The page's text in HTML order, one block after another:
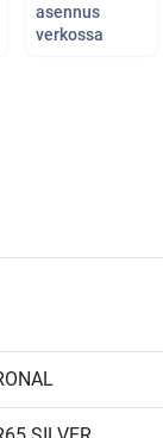
asennus
verkossa